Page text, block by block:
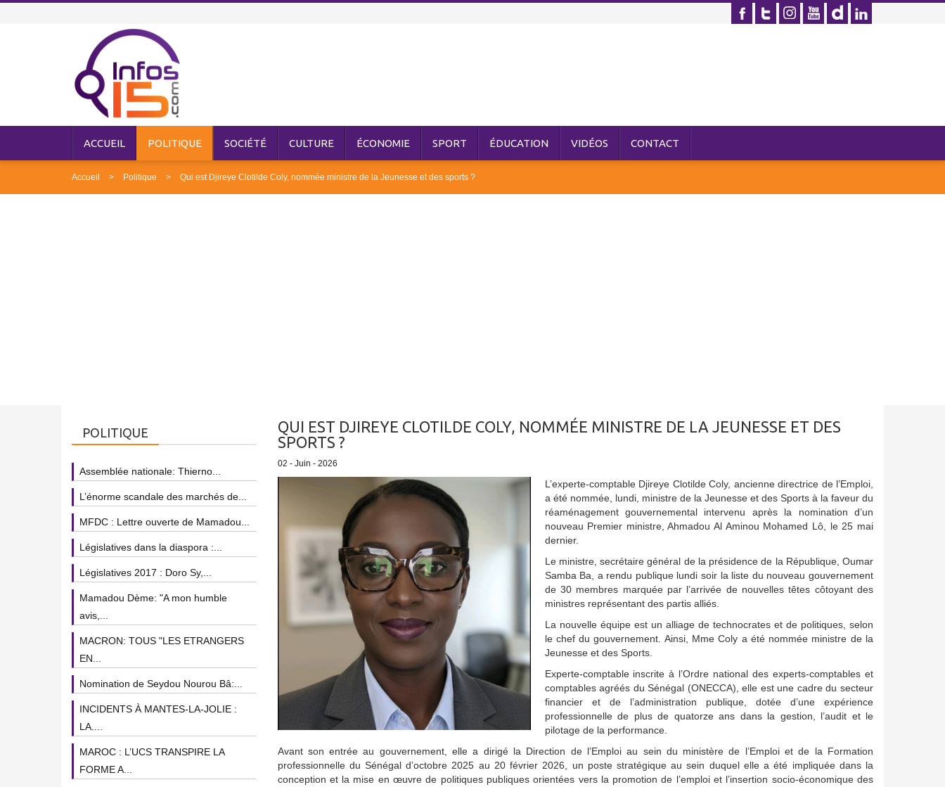
ACCUEIL POLITIQUE SOCIÉTÉ CULTURE ÉCONOMIE SPORT ÉDUCATION VIDÉOS CONTACT
Accueil Politique Qui est Djireye Clotilde Coly, nommée ministre de la Jeunesse et des sports ?
QUI EST DJIREYE CLOTILDE COLY, NOMMÉE MINISTRE DE LA JEUNESSE ET DES
SPORTS ?
02 - Juin - 2026
L’experte-comptable Djireye Clotilde Coly, ancienne directrice de l’Emploi,
a été nommée, lundi, ministre de la Jeunesse et des Sports à la faveur du
réaménagement gouvernemental intervenu après la nomination d’un
nouveau Premier ministre, Ahmadou Al Aminou Mohamed Lô, le 25 mai
dernier.
Le ministre, secrétaire général de la présidence de la République, Oumar
Samba Ba, a rendu publique lundi soir la liste du nouveau gouvernement
de 30 membres marquée par l’arrivée de nouvelles têtes côtoyant des
ministres représentant des partis alliés.
La nouvelle équipe est un alliage de technocrates et de politiques, selon
le chef du gouvernement. Ainsi, Mme Coly a été nommée ministre de la
Jeunesse et des Sports.
Experte-comptable inscrite à l’Ordre national des experts-comptables et
comptables agréés du Sénégal (ONECCA), elle est une cadre du secteur
financier et de l’administration publique, dotée d’une expérience
professionnelle de plus de quatorze ans dans la gestion, l’audit et le
pilotage de la performance.
Avant son entrée au gouvernement, elle a dirigé la Direction de l’Emploi au sein du ministère de l’Emploi et de la Formation
professionnelle du Sénégal d’octobre 2025 au 20 février 2026, un poste stratégique au sein duquel elle a été impliquée dans la
conception et la mise en œuvre de politiques publiques orientées vers la promotion de l’emploi et l’insertion socio-économique des
POLITIQUE
Assemblée nationale: Thierno...
L’énorme scandale des marchés de...
MFDC : Lettre ouverte de Mamadou...
Législatives dans la diaspora :...
Législatives 2017 : Doro Sy,...
Mamadou Dème: "A mon humble
avis,...
MACRON: TOUS "LES ETRANGERS
EN...
Nomination de Seydou Nourou Bâ:...
INCIDENTS À MANTES-LA-JOLIE :
LA....
MAROC : L’UCS TRANSPIRE LA
FORME A...